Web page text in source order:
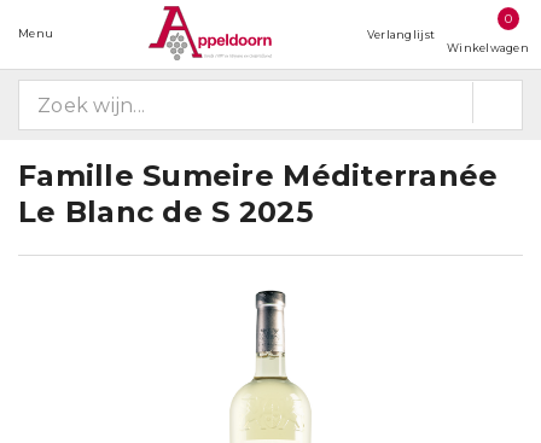
Menu Verlanglijst
0
Winkelwagen
Famille Sumeire Méditerranée
Le Blanc de S 2025